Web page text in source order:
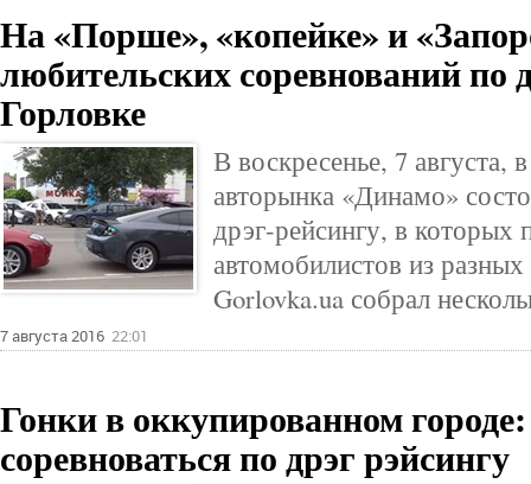
На «Порше», «копейке» и
любительских соревнований по
Горловке
В воскресенье, 7 августа,
авторынка «Динамо»
дрэг-рейсингу, в которых
автомобилистов из
Gorlovka.ua собрал
7 августа 2016 22:01
Гонки в оккупированном
соревноваться по дрэг рэйсингу